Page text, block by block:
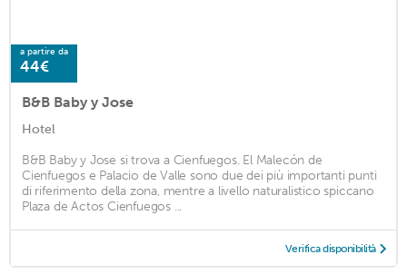
a partire da
44€
B&B Baby y Jose
Hotel
B&B Baby y Jose si trova a Cienfuegos. El Malecón de
Cienfuegos e Palacio de Valle sono due dei più importanti punti
di riferimento della zona, mentre a livello naturalistico spiccano
Plaza de Actos Cienfuegos ...
Verifica disponibilità